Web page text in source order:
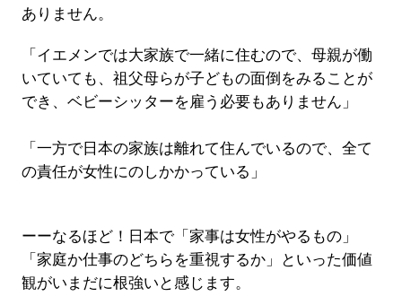
ありません。
「イエメンでは大家族で一緒に住むので、母親が働
いていても、祖父母らが子どもの面倒をみることが
でき、ベビーシッターを雇う必要もありません」
「一方で日本の家族は離れて住んでいるので、全て
の責任が女性にのしかかっている」
ーーなるほど！日本で「家事は女性がやるもの」
「家庭か仕事のどちらを重視するか」といった価値
観がいまだに根強いと感じます。